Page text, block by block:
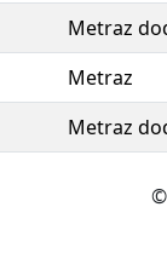
Metraz
Metraz
Metraz